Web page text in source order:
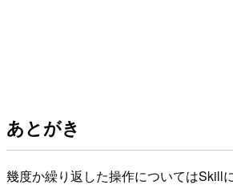
あとがき
幾度か繰り返した操作についてはSkill